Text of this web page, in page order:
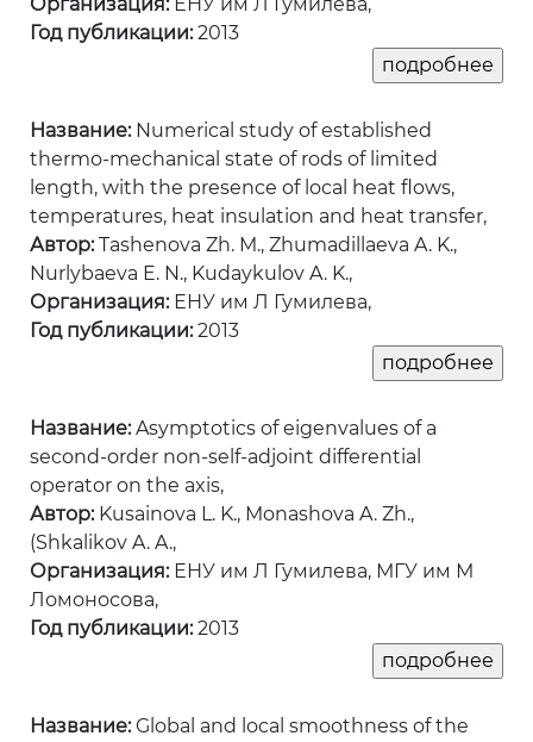
Год публикации:2013
Название:Numerical study of established
thermo-mechanical state of rods of limited
length, with the presence of local heat flows,
temperatures, heat insulation and heat transfer,
Автор:Tashenova Zh. M., Zhumadillaeva A. K.,
Nurlybaeva E. N., Kudaykulov A. K.,
Организация:ЕНУ им Л Гумилева,
Год публикации:2013
Название:Asymptotics of eigenvalues of a
second-order non-self-adjoint differential
operator on the axis,
Автор:Kusainova L. K., Monashova A. Zh.,
(Shkalikov A. A.,
Организация:ЕНУ им Л Гумилева, МГУ им М
Ломоносова,
Год публикации:2013
Название:Global and local smoothness of the